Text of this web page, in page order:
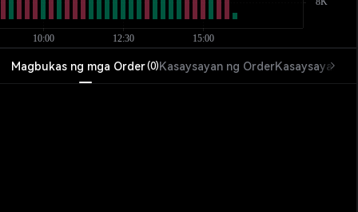
Magbukas ng mga Order(0)Kasaysayan ng OrderKasaysayan